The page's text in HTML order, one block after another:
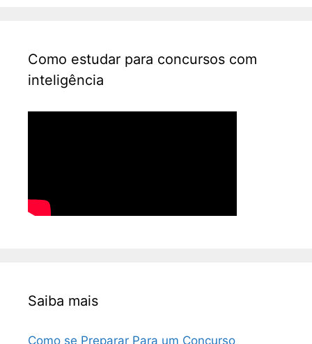
Como estudar para concursos com
inteligência
Saiba mais
Como se Preparar Para um Concurso